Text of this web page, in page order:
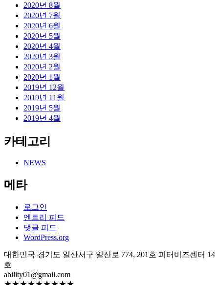
2020년 8월
2020년 7월
2020년 6월
2020년 5월
2020년 4월
2020년 3월
2020년 2월
2020년 1월
2019년 12월
2019년 11월
2019년 5월
2019년 4월
카테고리
NEWS
메타
로그인
엔트리 피드
댓글 피드
WordPress.org
대한민국 경기도 일산서구 일산로 774, 201호 피터비즈센터 14
호
ability01@gmail.com